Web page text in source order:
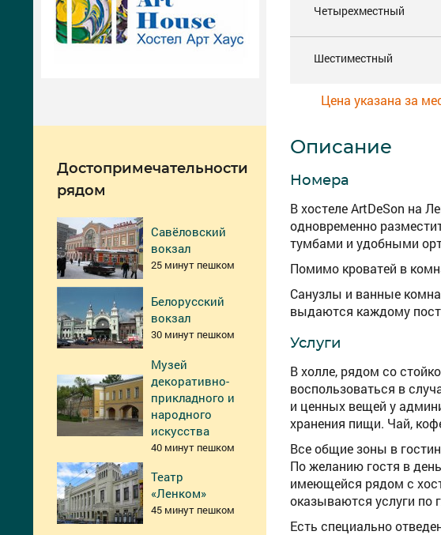
Достопримечательности
рядом
Савёловский
вокзал
25 минут пешком
Белорусский
вокзал
30 минут пешком
Музей
декоративно-
прикладного и
народного
искусства
40 минут пешком
Театр
«Ленком»
45 минут пешком
Четырехместный
Шестиместный
Цена указана за
Описание
Номера
В хостеле ArtDeSon на
одновременно
тумбами и удобными
Помимо кроватей в
Санузлы и ванные
выдаются каждому
Услуги
В холле, рядом со
воспользоваться в
и ценных вещей у
хранения пищи. Чай,
Все общие зоны в
По желанию гостя в
имеющейся рядом с
оказываются услуги
Есть специально